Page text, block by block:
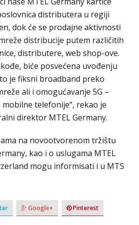
distributera u regiji
dok će se prodajne aktivnosti
distribucije putem različitih
distributere, web shop-ove.
biće posvećena uvođenju
je fiksni broadband preko
ali i omogućavanje 5G –
telefonije“, rekao je
direktor MTEL Germany.
na novootvorenom tržištu
kao i o uslugama MTEL
mogu informisati i u MTS
Google+ Pinterest